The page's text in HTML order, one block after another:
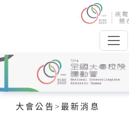
大會公告 > 最新消息